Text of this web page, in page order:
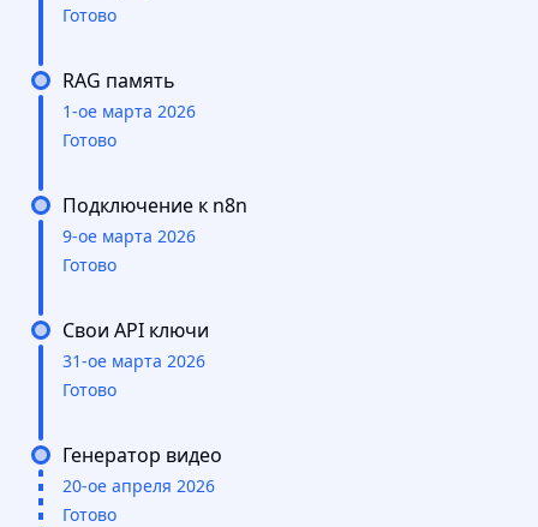
Готово
RAG память
1-ое марта 2026
Готово
Подключение к n8n
9-ое марта 2026
Готово
Свои API ключи
31-ое марта 2026
Готово
Генератор видео
20-ое апреля 2026
Готово